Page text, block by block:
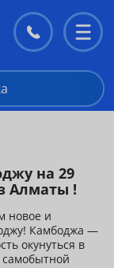
Контакты
меню
на 29
Алматы !
новое и
Камбоджа —
окунуться в